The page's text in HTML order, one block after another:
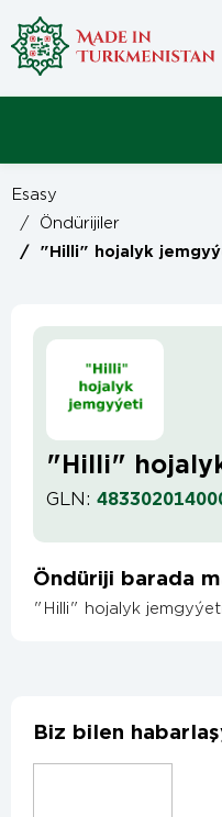
Esasy
/
Öndürijiler
/ "Hilli" hojalyk
"Hilli"
GLN:
Öndüriji barada
"Hilli" hojalyk jemgyýeti
Biz bilen